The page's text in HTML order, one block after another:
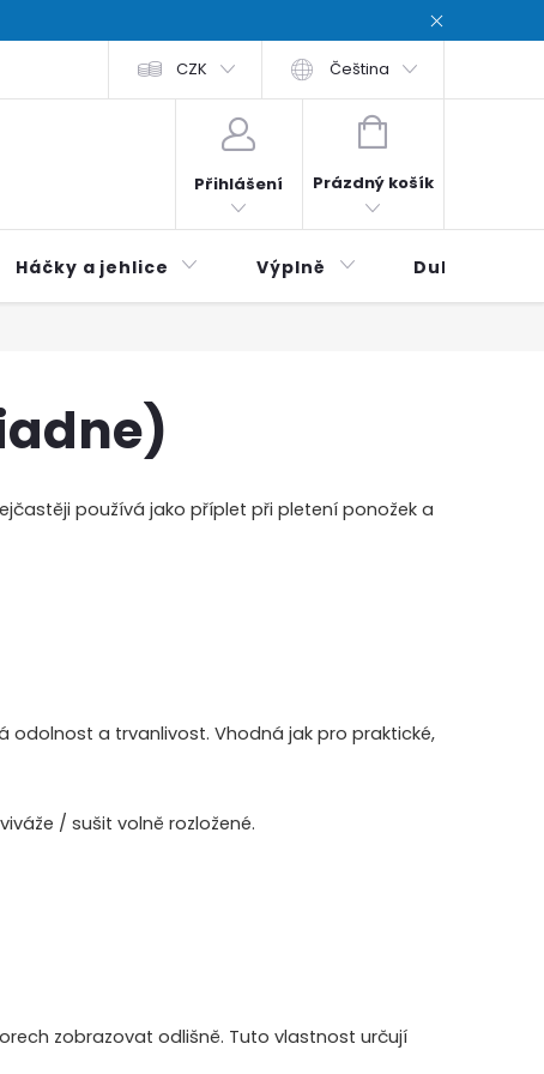
podmínky Zásady ochrana osobních údajů / Privacy
CZK Čeština
Přihlášení
NÁKUPNÍ
Prázdný košík
Háčky a jehlice Výplně Duhová
používá jako příplet při pletení ponožek a
odolnost a trvanlivost. Vhodná jak pro praktické,
/ sušit volně rozložené.
zobrazovat odlišně. Tuto vlastnost určují